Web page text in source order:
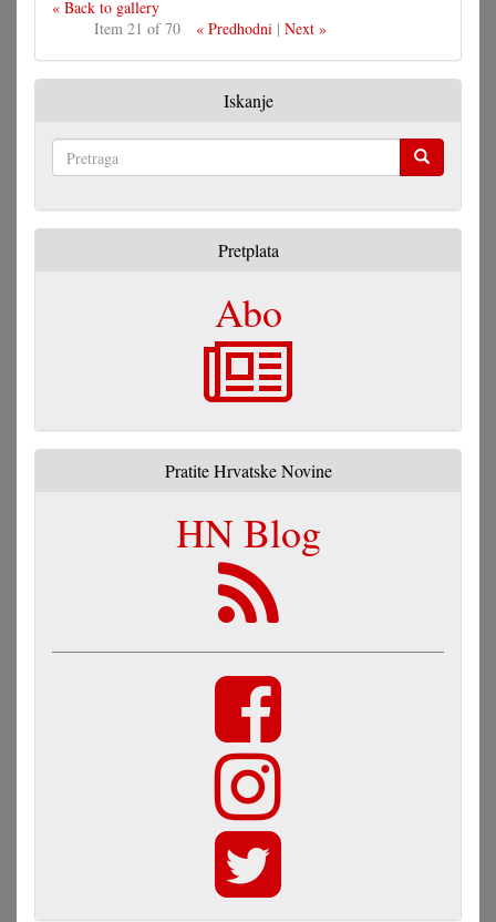
« Back to gallery
Item 21 of 70
« Predhodni| Next »
Iskanje
Pretplata
Abo
Pratite Hrvatske Novine
HN Blog